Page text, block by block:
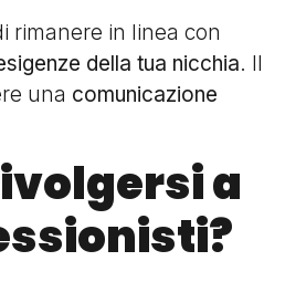
rimanere in linea con
della tua nicchia. Il
una comunicazione
a